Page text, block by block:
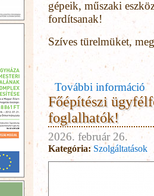
gépeik, műszaki
fordítsanak!
Szíves türelmüket,
További információ
Főépítészi
foglalhatók!
2026. február 26.
Kategória: Szolgáltatások